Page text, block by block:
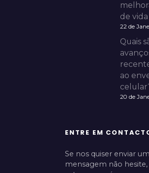
de
22 de
Quais
ao
20 de
ENTRE EM
Se nos quiser enviar
mensagem não hesite,